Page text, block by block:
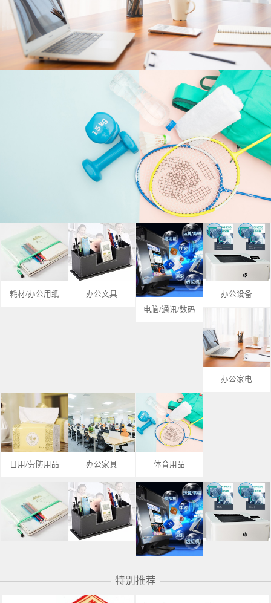
耗材/办公用纸
办公文具
电脑/通讯/数码
办公设备
办公家电
日用/劳防用品 办公家具 体育用品
特别推荐